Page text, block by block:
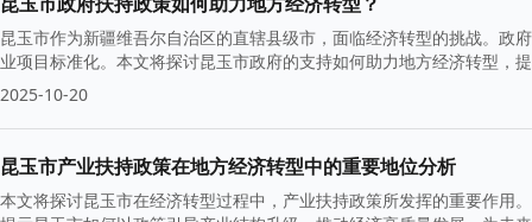
昆玉市作为新疆维吾尔自治区的直辖县级市，面临经济转型的挑战。政
业项目标准化。本文将探讨昆玉市政府的支持如何助力地方经济转型，
2025-10-20
昆玉市产业扶持政策在地方经济转型中的重要地位分析
本文将探讨昆玉市在经济转型过程中，产业扶持政策所发挥的重要作用